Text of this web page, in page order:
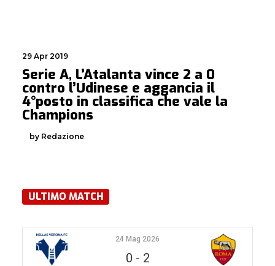
29 Apr 2019
Serie A, L’Atalanta vince 2 a 0
contro l’Udinese e aggancia il
4°posto in classifica che vale la
Champions
by Redazione
ULTIMO MATCH
24 Mag 2026
0 - 2